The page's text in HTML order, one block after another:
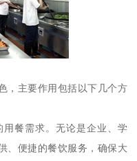
，主要作用包括以下几个方
餐需求。无论是企业、学
、便捷的餐饮服务，确保大